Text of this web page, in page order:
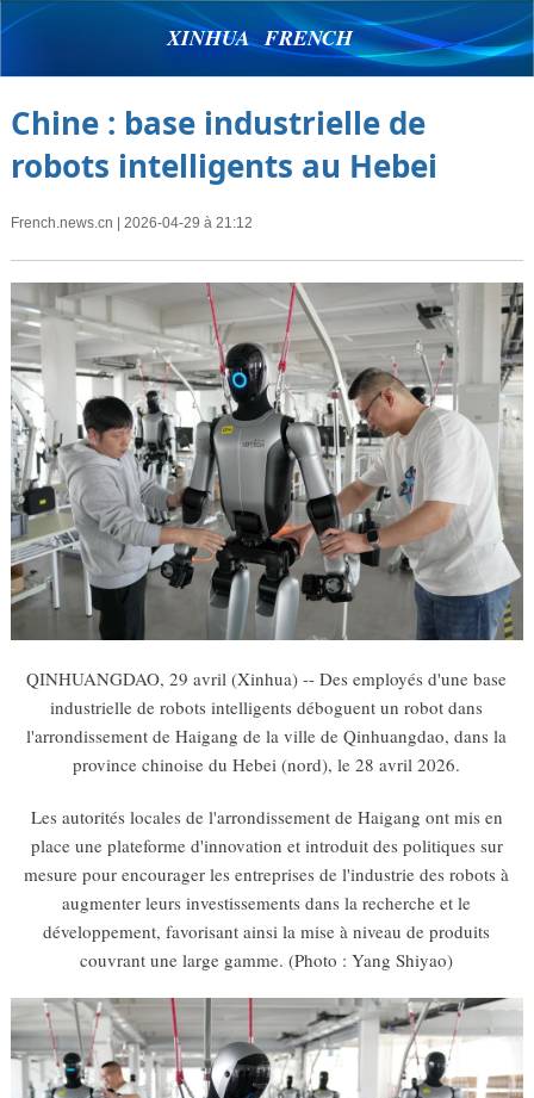
XINHUA FRENCH
Chine : base industrielle de
robots intelligents au Hebei
French.news.cn | 2026-04-29 à 21:12
QINHUANGDAO, 29 avril (Xinhua) -- Des employés d'une base
industrielle de robots intelligents déboguent un robot dans
l'arrondissement de Haigang de la ville de Qinhuangdao, dans la
province chinoise du Hebei (nord), le 28 avril 2026.
Les autorités locales de l'arrondissement de Haigang ont mis en
place une plateforme d'innovation et introduit des politiques sur
mesure pour encourager les entreprises de l'industrie des robots à
augmenter leurs investissements dans la recherche et le
développement, favorisant ainsi la mise à niveau de produits
couvrant une large gamme. (Photo : Yang Shiyao)